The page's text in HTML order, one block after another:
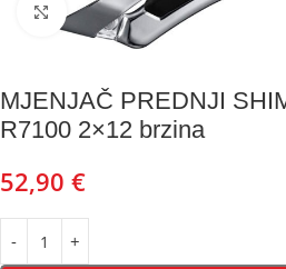
Kliknite za uvećanje
MJENJAČ PREDNJI
R7100 2×12 brzina
52,90 €